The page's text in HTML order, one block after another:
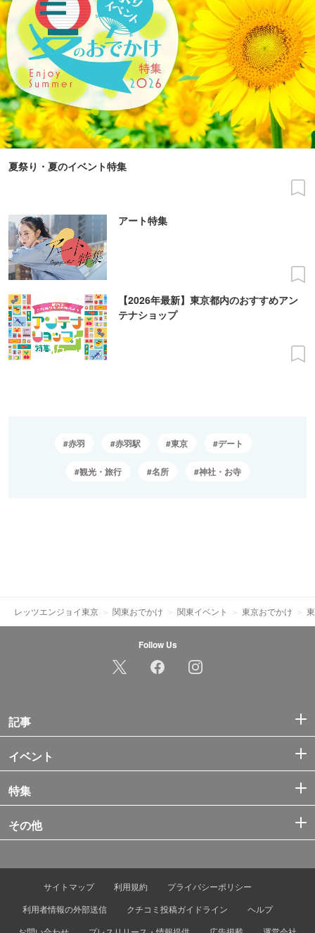
夏祭り・夏のイベント特集
アート特集
【2026年最新】東京都内のおすすめアン
テナショップ
赤羽 赤羽駅 東京 デート
観光・旅行 名所 神社・お寺
レッツエンジョイ東京 関東おでかけ 関東イベント 東京おでかけ
Follow Us
記事
イベント
特集
その他
サイトマップ 利用規約
プライバシーポリシー
利用者情報の外部送信
クチコミ投稿ガイドライン
ヘルプ